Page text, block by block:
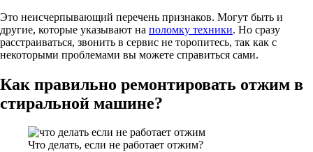
Это неисчерпывающий перечень признаков. Могут быть и
другие, которые указывают на поломку техники. Но сразу
расстраиваться, звонить в сервис не торопитесь, так как с
некоторыми проблемами вы можете справиться сами.
Как правильно ремонтировать отжим в
стиральной машине?
Что делать, если не работает отжим?